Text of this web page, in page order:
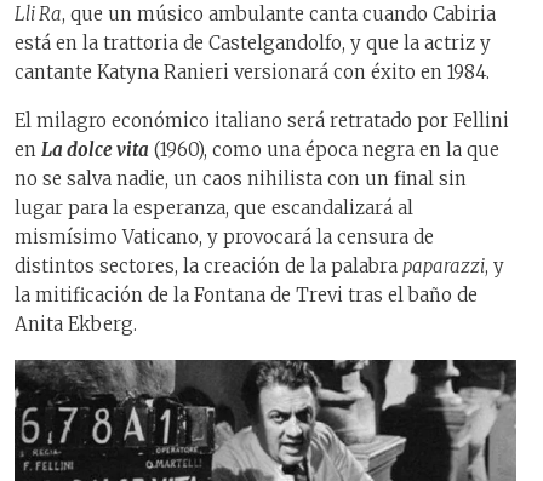
Lli Ra, que un músico ambulante canta cuando Cabiria
está en la trattoria de Castelgandolfo, y que la actriz y
cantante Katyna Ranieri versionará con éxito en 1984.
El milagro económico italiano será retratado por Fellini
en La dolce vita (1960), como una época negra en la que
no se salva nadie, un caos nihilista con un final sin
lugar para la esperanza, que escandalizará al
mismísimo Vaticano, y provocará la censura de
distintos sectores, la creación de la palabra paparazzi, y
la mitificación de la Fontana de Trevi tras el baño de
Anita Ekberg.